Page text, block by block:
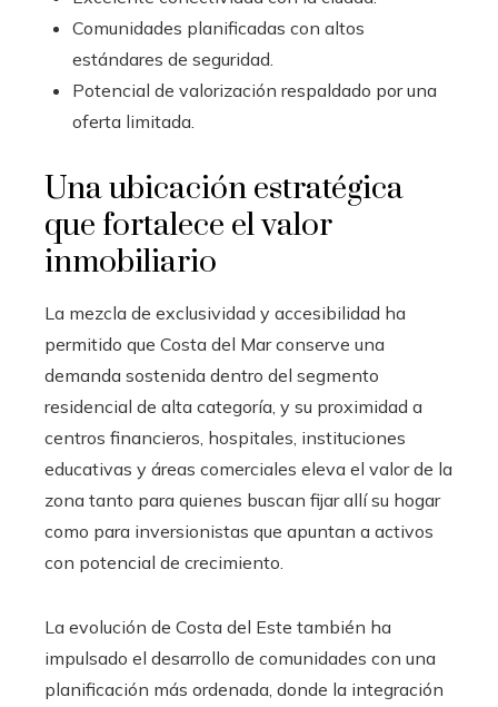
Comunidades planificadas con altos
estándares de seguridad.
Potencial de valorización respaldado por una
oferta limitada.
Una ubicación estratégica
que fortalece el valor
inmobiliario
La mezcla de exclusividad y accesibilidad ha
permitido que Costa del Mar conserve una
demanda sostenida dentro del segmento
residencial de alta categoría, y su proximidad a
centros financieros, hospitales, instituciones
educativas y áreas comerciales eleva el valor de la
zona tanto para quienes buscan fijar allí su hogar
como para inversionistas que apuntan a activos
con potencial de crecimiento.
La evolución de Costa del Este también ha
impulsado el desarrollo de comunidades con una
planificación más ordenada, donde la integración